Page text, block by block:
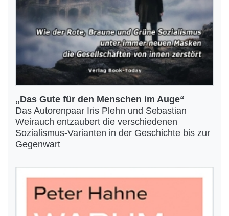
„Das Gute für den Menschen im Auge“
Das Autorenpaar Iris Plehn und Sebastian
Weirauch entzaubert die verschiedenen
Sozialismus-Varianten in der Geschichte bis zur
Gegenwart